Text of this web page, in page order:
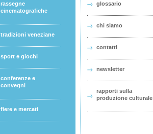
rassegne
cinematografiche
tradizioni veneziane
sport e giochi
conferenze e
convegni
fiere e mercati
glossario
chi siamo
contatti
newsletter
rapporti sulla
produzione culturale